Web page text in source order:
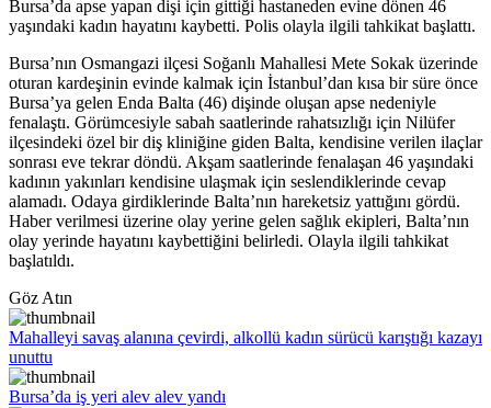
Bursa’da apse yapan dişi için gittiği hastaneden evine dönen 46
yaşındaki kadın hayatını kaybetti. Polis olayla ilgili tahkikat başlattı.
Bursa’nın Osmangazi ilçesi Soğanlı Mahallesi Mete Sokak üzerinde
oturan kardeşinin evinde kalmak için İstanbul’dan kısa bir süre önce
Bursa’ya gelen Enda Balta (46) dişinde oluşan apse nedeniyle
fenalaştı. Görümcesiyle sabah saatlerinde rahatsızlığı için Nilüfer
ilçesindeki özel bir diş kliniğine giden Balta, kendisine verilen ilaçlar
sonrası eve tekrar döndü. Akşam saatlerinde fenalaşan 46 yaşındaki
kadının yakınları kendisine ulaşmak için seslendiklerinde cevap
alamadı. Odaya girdiklerinde Balta’nın hareketsiz yattığını gördü.
Haber verilmesi üzerine olay yerine gelen sağlık ekipleri, Balta’nın
olay yerinde hayatını kaybettiğini belirledi. Olayla ilgili tahkikat
başlatıldı.
Göz Atın
Mahalleyi savaş alanına çevirdi, alkollü kadın sürücü karıştığı kazayı
unuttu
Bursa’da iş yeri alev alev yandı